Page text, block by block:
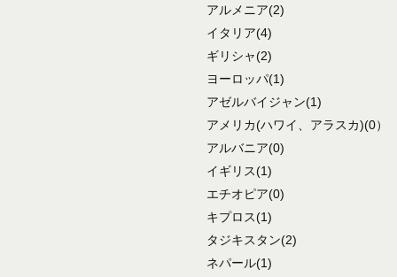
アルメニア(2)
イタリア(4)
ギリシャ(2)
ヨーロッパ(1)
アゼルバイジャン(1)
アメリカ(ハワイ、アラスカ)(0）
アルバニア(0)
イギリス(1)
エチオピア(0)
キプロス(1)
タジキスタン(2)
ネパール(1)